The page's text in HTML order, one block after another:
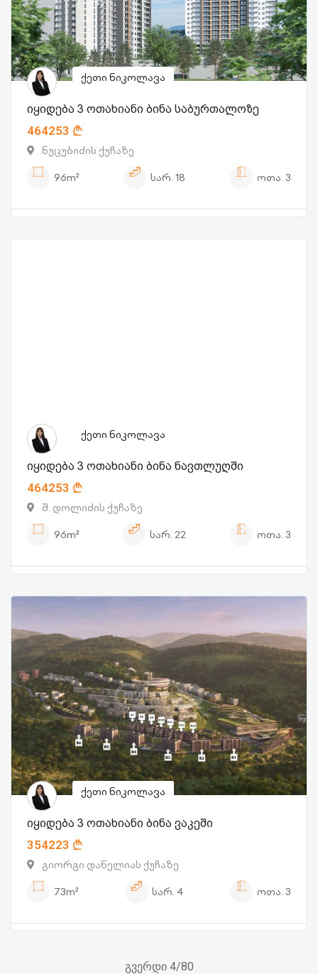
ქეთი ნიკოლავა
იყიდება 3 ოთახიანი ბინა საბურთალოზე
464253
ნუცუბიძის ქუჩაზე
96m²
სარ. 18 ოთა. 3
ქეთი ნიკოლავა
იყიდება 3 ოთახიანი ბინა ნავთლუღში
464253
შ. დოლიძის ქუჩაზე
96m²
სარ. 22 ოთა. 3
ქეთი ნიკოლავა
იყიდება 3 ოთახიანი ბინა ვაკეში
354223
გიორგი დანელიას ქუჩაზე
73m²
სარ. 4 ოთა. 3
გვერდი 4/80